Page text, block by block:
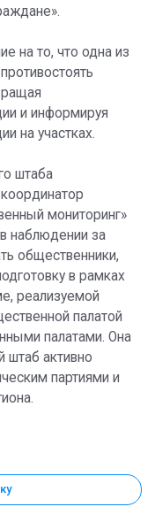
на то, что одна из
и информируя
на участках.
штаба
мониторинг»
наблюдении за
общественники,
в рамках
реализуемой
палатой
палатами. Она
штаб активно
партиями и